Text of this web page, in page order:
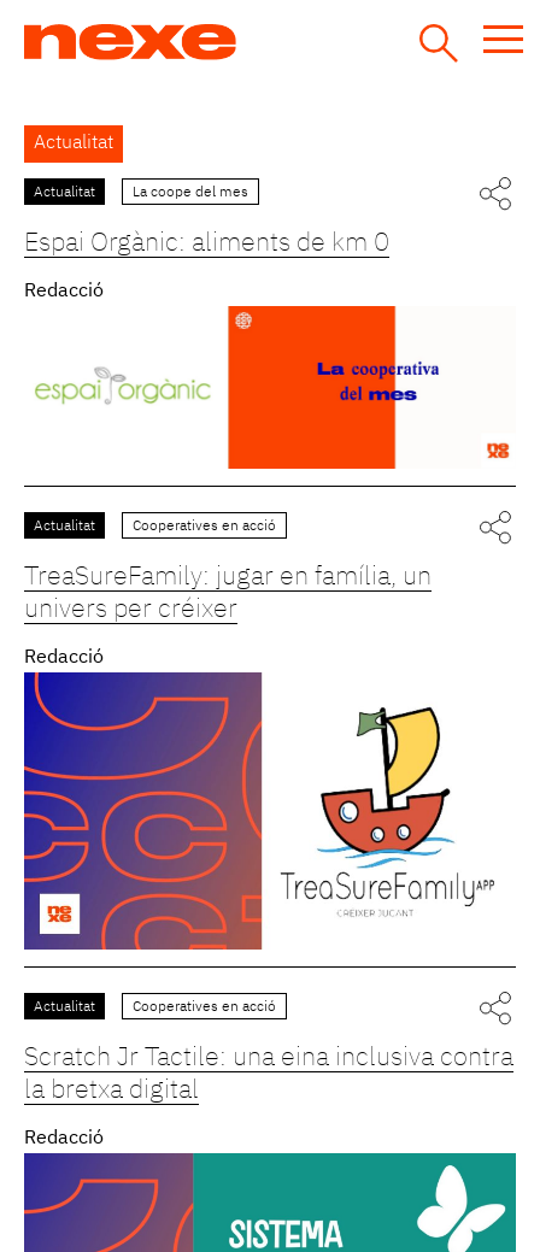
Back
to
top
Actualitat
Actualitat La coope del mes
Espai Orgànic: aliments de km 0
Redacció
Actualitat Cooperatives en acció
TreaSureFamily: jugar en família, un
univers per créixer
Redacció
Actualitat Cooperatives en acció
Scratch Jr Tactile: una eina inclusiva contra
la bretxa digital
Redacció
Pàgines